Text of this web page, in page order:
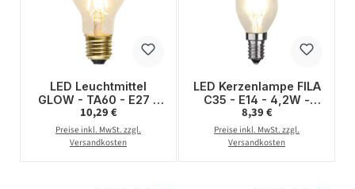
LED Leuchtmittel
GLOW - TA60 - E27 -
1,3W - warmweiss
2100K - 140lm -
dimmbar
Regulärer Preis:
10,29 €
Preise inkl. MwSt. zzgl.
Versandkosten
LED Kerzenlampe FILA
C35 - E14 - 4,2W -
warmweiss 2700K -
420lm - dimmbar
Regulärer Preis:
8,39 €
Preise inkl. MwSt. zzgl.
Versandkosten